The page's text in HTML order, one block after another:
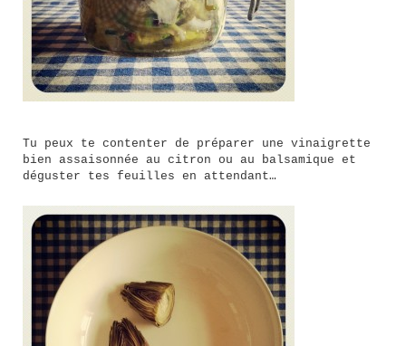
Tu peux te contenter de préparer une vinaigrette
bien assaisonnée au citron ou au balsamique et
déguster tes feuilles en attendant…